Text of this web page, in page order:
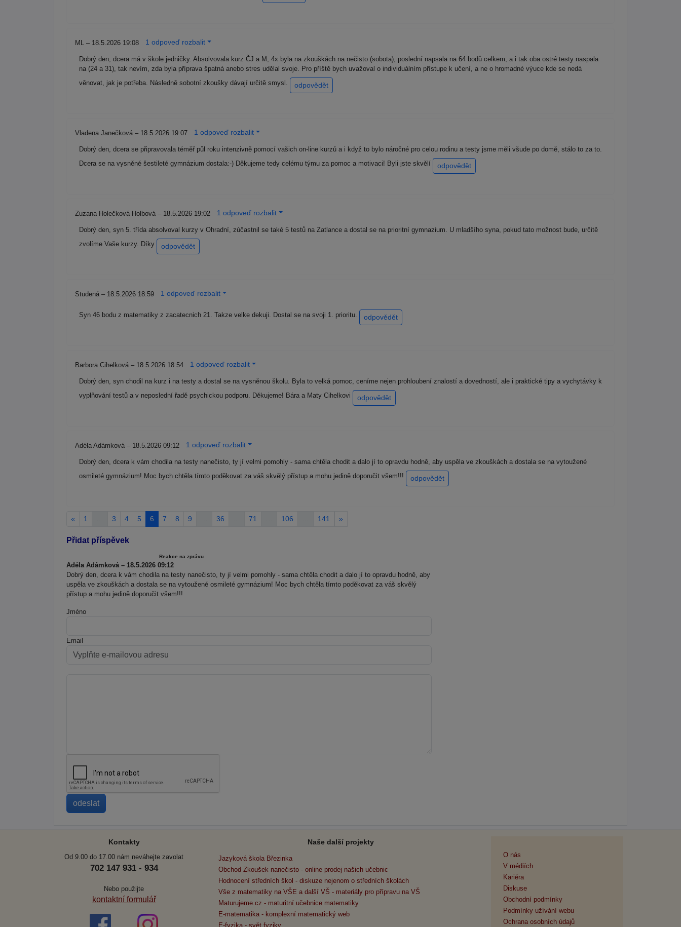
ML – 18.5.2026 19:08 1 odpoveď rozbalit
Dobrý den, dcera má v škole jedničky. Absolvovala kurz ČJ a M, 4x byla na zkouškách na nečisto (sobota), poslední napsala na 64 bodů celkem, a i tak oba ostré testy naspala
na (24 a 31), tak nevím, zda byla příprava špatná anebo stres udělal svoje. Pro příště bych uvažoval o individuálním přístupe k učení, a ne o hromadné výuce kde se nedá
věnovat, jak je potřeba. Následně sobotní zkoušky dávají určitě smysl.
odpovědět
Vladena Janečková – 18.5.2026 19:07 1 odpoveď rozbalit
Dobrý den, dcera se připravovala téměř půl roku intenzivně pomocí vašich on-line kurzů a i když to bylo náročné pro celou rodinu a testy jsme měli všude po domě, stálo to za to.
Dcera se na vysněné šestileté gymnázium dostala:-) Děkujeme tedy celému týmu za pomoc a motivaci! Byli jste skvělí
odpovědět
Zuzana Holečková Holbová – 18.5.2026 19:02 1 odpoveď rozbalit
Dobrý den, syn 5. třída absolvoval kurzy v Ohradní, zúčastnil se také 5 testů na Zatlance a dostal se na prioritní gymnazium. U mladšího syna, pokud tato možnost bude, určitě
zvolíme Vaše kurzy. Díky
odpovědět
Studená – 18.5.2026 18:59 1 odpoveď rozbalit
Syn 46 bodu z matematiky z zacatecnich 21. Takze velke dekuji. Dostal se na svoji 1. prioritu. odpovědět
Barbora Cihelková – 18.5.2026 18:54 1 odpoveď rozbalit
Dobrý den, syn chodil na kurz i na testy a dostal se na vysněnou školu. Byla to velká pomoc, ceníme nejen prohloubení znalostí a dovedností, ale i praktické tipy a vychytávky k
vyplňování testů a v neposlední řadě psychickou podporu. Děkujeme! Bára a Maty Cihelkovi
odpovědět
Adéla Adámková – 18.5.2026 09:12 1 odpoveď rozbalit
Dobrý den, dcera k vám chodila na testy nanečisto, ty jí velmi pomohly - sama chtěla chodit a dalo jí to opravdu hodně, aby uspěla ve zkouškách a dostala se na vytoužené
osmileté gymnázium! Moc bych chtěla tímto poděkovat za váš skvělý přístup a mohu jedině doporučit všem!!!
odpovědět
« 1 3 4 5 6 7 8 9 36 71 106 141 »
Přidat příspěvek
Reakce na zprávu
Adéla Adámková – 18.5.2026 09:12
Dobrý den, dcera k vám chodila na testy nanečisto, ty jí velmi pomohly - sama chtěla chodit a dalo jí to opravdu hodně, aby
uspěla ve zkouškách a dostala se na vytoužené osmileté gymnázium! Moc bych chtěla tímto poděkovat za váš skvělý
přístup a mohu jedině doporučit všem!!!
Jméno
Email
Kontakty
Od 9.00 do 17.00 nám neváhejte zavolat
702 147 931 - 934
Nebo použijte
kontaktní formulář
Naše další projekty
Jazyková škola Březinka
Obchod Zkoušek nanečisto - online prodej našich učebnic
Hodnocení středních škol - diskuze nejenom o středních školách
Vše z matematiky na VŠE a další VŠ - materiály pro přípravu na VŠ
Maturujeme.cz - maturitní učebnice matematiky
E-matematika - komplexní matematický web
E-fyzika - svět fyziky
O nás
V médiích
Kariéra
Diskuse
Obchodní podmínky
Podmínky užívání webu
Ochrana osobních údajů